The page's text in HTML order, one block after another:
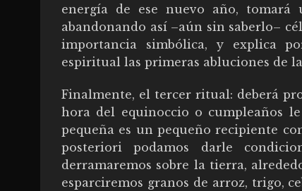
energía de ese nuevo año,
abandonando así –aún sin saberlo–
importancia simbólica, y explica
espiritual las primeras abluciones de
Finalmente, el tercer ritual: deberá
hora del equinoccio o cumpleaños
pequeña es un pequeño recipiente
posteriori podamos darle
derramaremos sobre la tierra,
esparciremos granos de arroz, trigo,